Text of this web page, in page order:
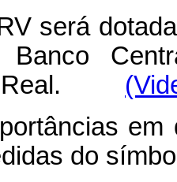
será
Banco
Real.
do